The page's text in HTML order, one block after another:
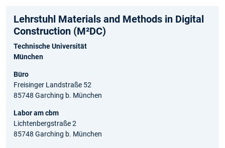
Lehrstuhl Materials and Methods in Digital
Construction (M²DC)
Technische Universität
München
Büro
Freisinger Landstraße 52
85748 Garching b. München
Labor amcbm
Lichtenbergstraße 2
85748 Garching b. München